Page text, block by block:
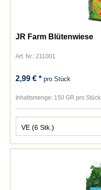
JR Farm Blütenwiese
Art. Nr.: 211001
2,99 € *pro Stück
Inhaltsmenge: 150 GR pro Stück